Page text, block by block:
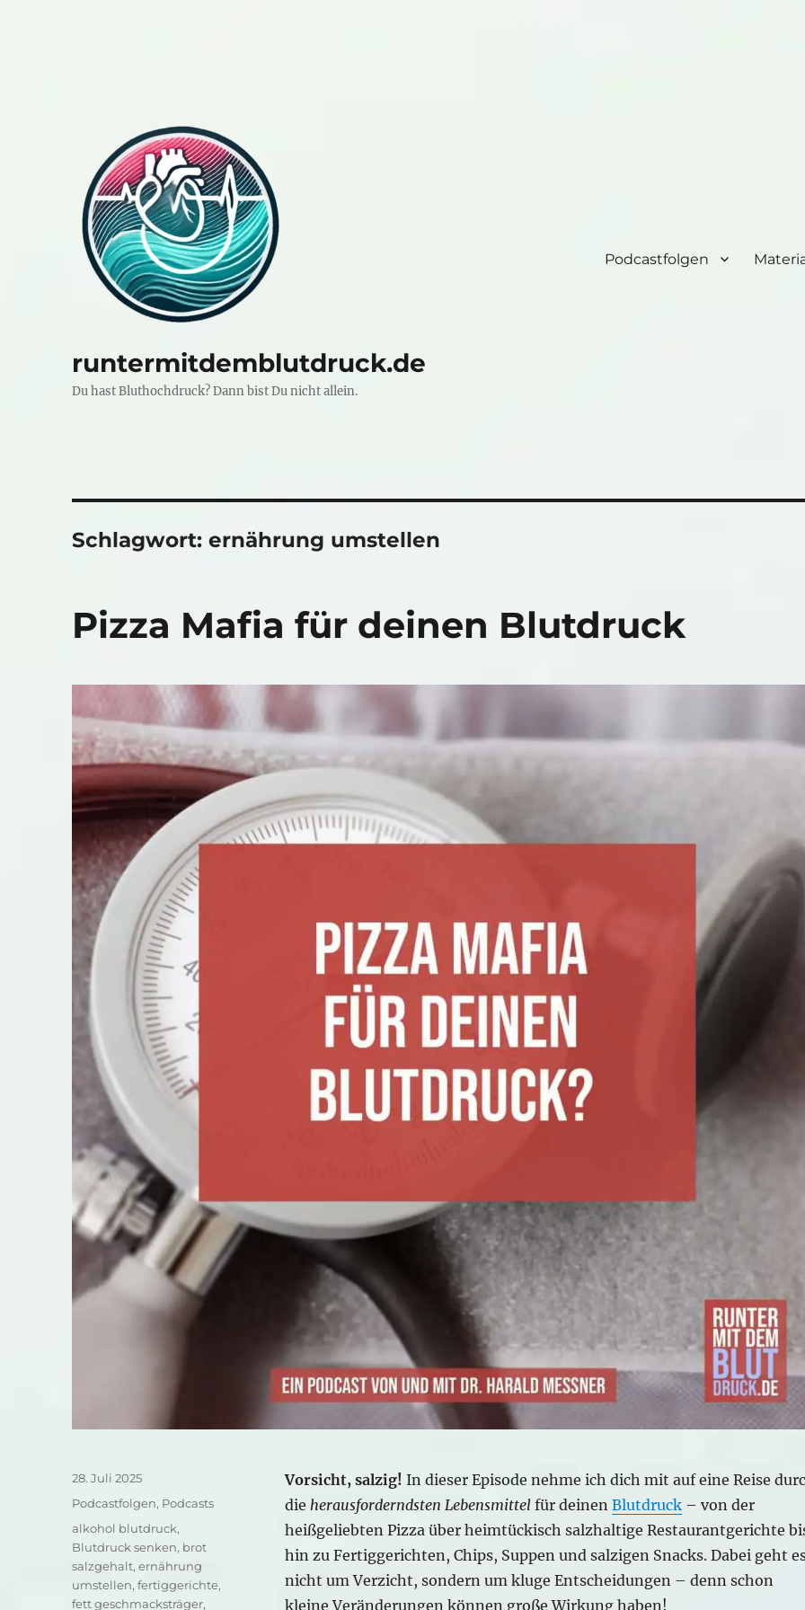
runtermitdemblutdruck.de
Du hast Bluthochdruck? Dann bist Du nicht allein.
Podcastfolgen
Schlagwort:ernährung umstellen
Pizza Mafia für deinen Blutdruck
Vorsicht, salzig! In dieser Episode nehme ich dich mit auf eine Reise
die herausforderndsten Lebensmittelfür deinen Blutdruck– von der
heißgeliebten Pizza über heimtückisch salzhaltige Restaurantgerichte
hin zu Fertiggerichten, Chips, Suppen und salzigen Snacks. Dabei geht
nicht um Verzicht, sondern um kluge Entscheidungen – denn schon
kleine Veränderungen können große Wirkung haben!
Veröffentlicht
28. Juli 2025
Kategorien
Podcastfolgen, Podcasts
Schlagwörter
alkohol blutdruck,
Blutdruck senken, brot
salzgehalt,ernährung
umstellen,fertiggerichte,
fett geschmacksträger,